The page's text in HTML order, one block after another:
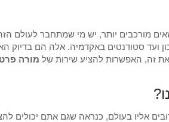
מורכבים יותר, יש מי שמתחבר לעולם
ועד סטודנטים באקדמיה. אלה הם בדיוק
את זה, האפשרות להציע שירות של מורה
אליו בעולם, כנראה שגם אתם יכולים